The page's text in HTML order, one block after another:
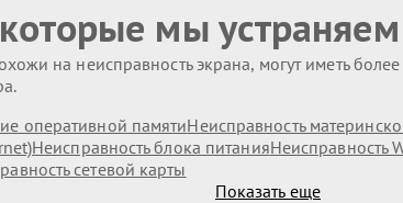
мы устраняем
на неисправность экрана, могут иметь
оперативной памятиНеисправность
Неисправность блока питанияНеисправность
сетевой карты
Показать еще